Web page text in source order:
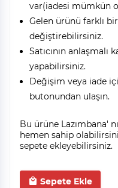
var(iadesi mümkün
Gelen ürünü farklı
değiştirebilirsiniz.
Satıcının
yapabilirsiniz.
Değişim veya iade
butonundan ulaşın.
Bu ürüne Lazımbana'
hemen sahip
sepete ekleyebilirsiniz.
Sepete Ekle